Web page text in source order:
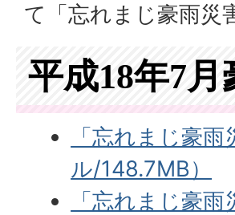
て「忘れまじ豪雨災
平成18年7
「忘れまじ豪
ル/148.7MB）
「忘れまじ豪